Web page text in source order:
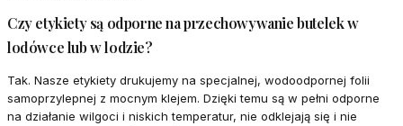
Czy etykiety są odporne na przechowywanie butelek w
lodówce lub w lodzie?
Tak. Nasze etykiety drukujemy na specjalnej, wodoodpornej folii
samoprzylepnej z mocnym klejem. Dzięki temu są w pełni odporne
na działanie wilgoci i niskich temperatur, nie odklejają się i nie